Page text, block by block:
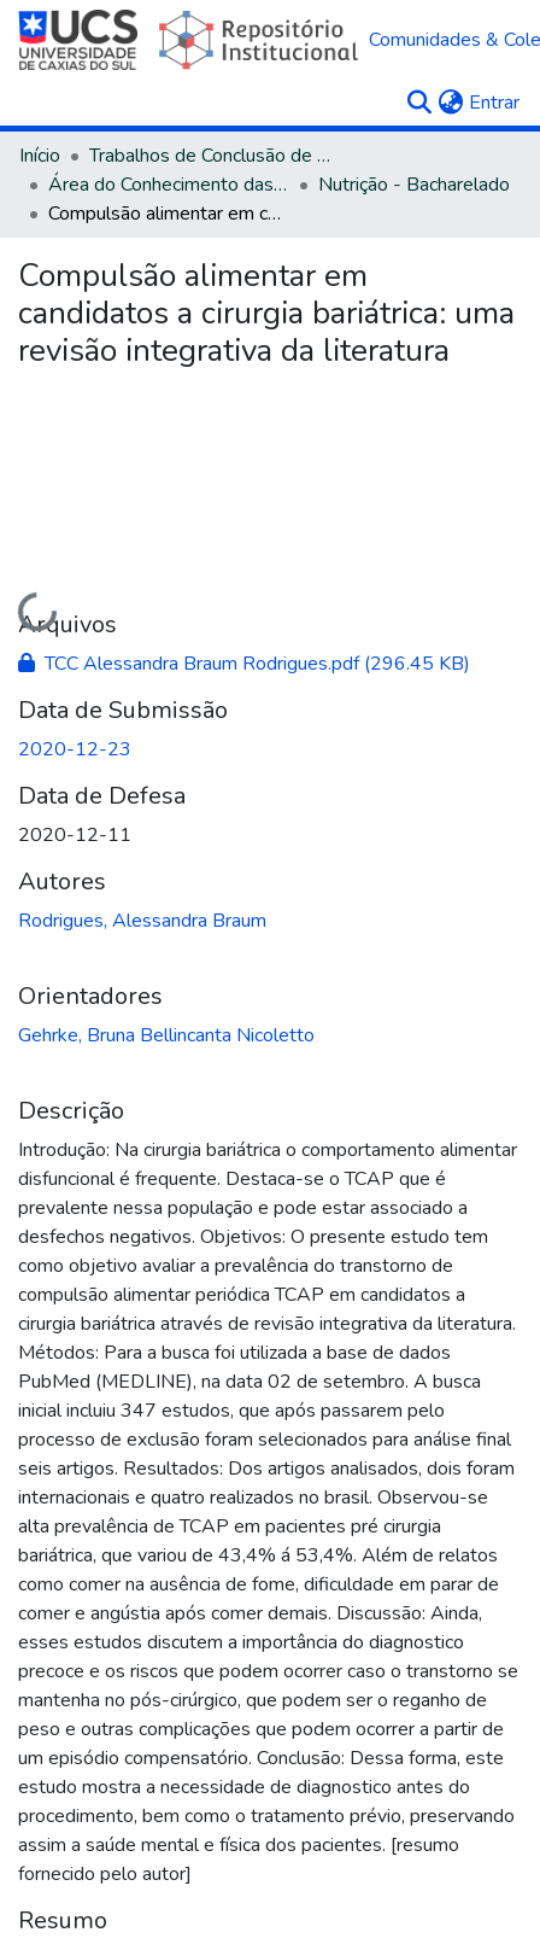
Comunidades &
Entrar
Início
Trabalhos de Conclusão de Curso
Área do Conhecimento das Ciências da Saúde
Nutrição - Bacharelado
Compulsão alimentar em candidatos a cirurgia bariátrica: uma revisão integrativa da literatura
Compulsão alimentar em
candidatos a cirurgia bariátrica: uma
revisão integrativa da literatura
Carregando...
Arquivos
TCC Alessandra Braum Rodrigues.pdf(296.45 KB)
Data de Submissão
2020-12-23
Data de Defesa
2020-12-11
Autores
Rodrigues, Alessandra Braum
Orientadores
Gehrke, Bruna Bellincanta Nicoletto
Descrição
Introdução: Na cirurgia bariátrica o comportamento alimentar
disfuncional é frequente. Destaca-se o TCAP que é
prevalente nessa população e pode estar associado a
desfechos negativos. Objetivos: O presente estudo tem
como objetivo avaliar a prevalência do transtorno de
compulsão alimentar periódica TCAP em candidatos a
cirurgia bariátrica através de revisão integrativa da literatura.
Métodos: Para a busca foi utilizada a base de dados
PubMed (MEDLINE), na data 02 de setembro. A busca
inicial incluiu 347 estudos, que após passarem pelo
processo de exclusão foram selecionados para análise final
seis artigos. Resultados: Dos artigos analisados, dois foram
internacionais e quatro realizados no brasil. Observou-se
alta prevalência de TCAP em pacientes pré cirurgia
bariátrica, que variou de 43,4% á 53,4%. Além de relatos
como comer na ausência de fome, dificuldade em parar de
comer e angústia após comer demais. Discussão: Ainda,
esses estudos discutem a importância do diagnostico
precoce e os riscos que podem ocorrer caso o transtorno se
mantenha no pós-cirúrgico, que podem ser o reganho de
peso e outras complicações que podem ocorrer a partir de
um episódio compensatório. Conclusão: Dessa forma, este
estudo mostra a necessidade de diagnostico antes do
procedimento, bem como o tratamento prévio, preservando
assim a saúde mental e física dos pacientes. [resumo
fornecido pelo autor]
Resumo